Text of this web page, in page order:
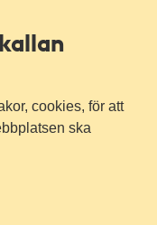
cookies, för att
ska